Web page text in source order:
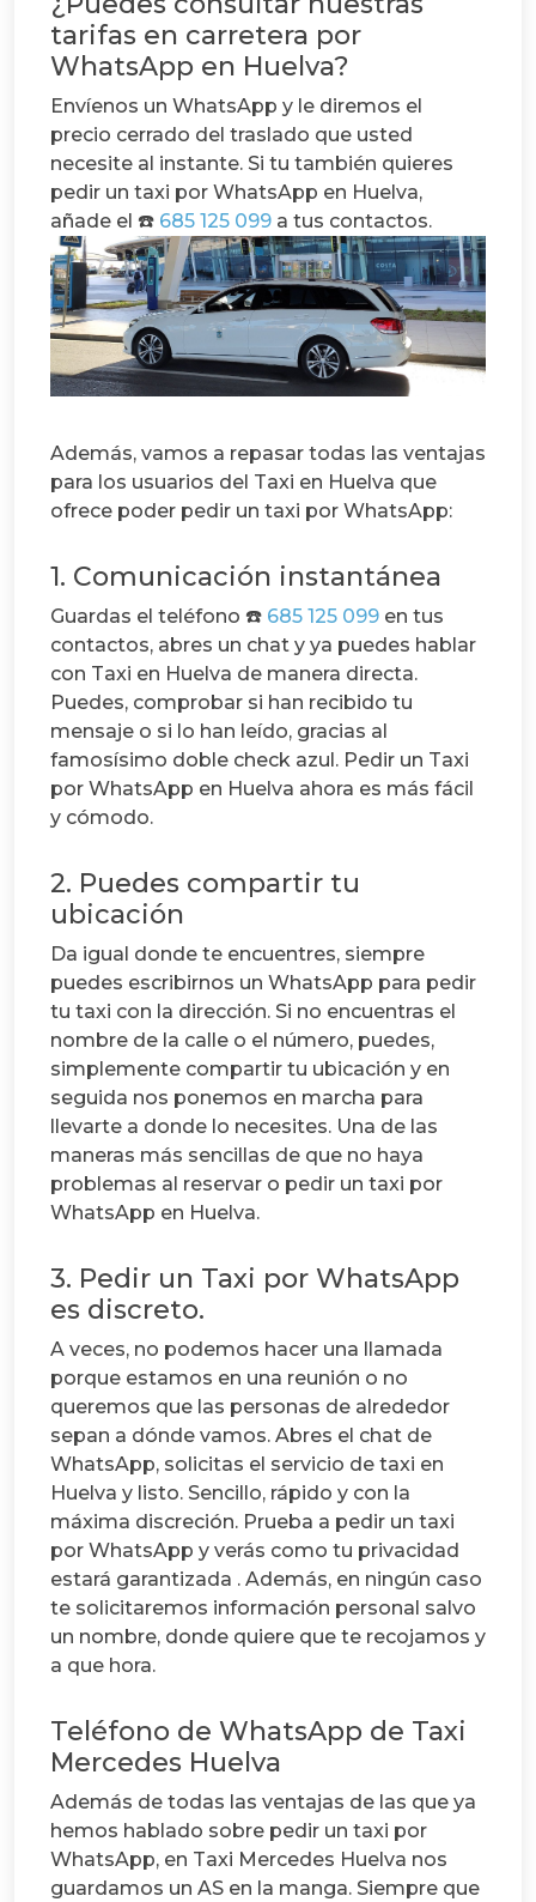
tarifas en carretera por
WhatsApp en Huelva?
Envíenos un WhatsApp y le diremos el
precio cerrado del traslado que usted
necesite al instante. Si tu también quieres
pedir un taxi por WhatsApp en Huelva,
añade el ☎️ 685 125 099 a tus contactos.
Además, vamos a repasar todas las ventajas
para los usuarios del Taxi en Huelva que
ofrece poder pedir un taxi por WhatsApp:
1. Comunicación instantánea
Guardas el teléfono ☎️ 685 125 099 en tus
contactos, abres un chat y ya puedes hablar
con Taxi en Huelva de manera directa.
Puedes, comprobar si han recibido tu
mensaje o si lo han leído, gracias al
famosísimo doble check azul. Pedir un Taxi
por WhatsApp en Huelva ahora es más fácil
y cómodo.
2. Puedes compartir tu
ubicación
Da igual donde te encuentres, siempre
puedes escribirnos un WhatsApp para pedir
tu taxi con la dirección. Si no encuentras el
nombre de la calle o el número, puedes,
simplemente compartir tu ubicación y en
seguida nos ponemos en marcha para
llevarte a donde lo necesites. Una de las
maneras más sencillas de que no haya
problemas al reservar o pedir un taxi por
WhatsApp en Huelva.
3. Pedir un Taxi por WhatsApp
es discreto.
A veces, no podemos hacer una llamada
porque estamos en una reunión o no
queremos que las personas de alrededor
sepan a dónde vamos. Abres el chat de
WhatsApp, solicitas el servicio de taxi en
Huelva y listo. Sencillo, rápido y con la
máxima discreción. Prueba a pedir un taxi
por WhatsApp y verás como tu privacidad
estará garantizada . Además, en ningún caso
te solicitaremos información personal salvo
un nombre, donde quiere que te recojamos y
a que hora.
Teléfono de WhatsApp de Taxi
Mercedes Huelva
Además de todas las ventajas de las que ya
hemos hablado sobre pedir un taxi por
WhatsApp, en Taxi Mercedes Huelva nos
guardamos un AS en la manga. Siempre que